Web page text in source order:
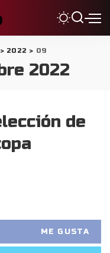
> 2022 > 09
2022
de
ME GUSTA